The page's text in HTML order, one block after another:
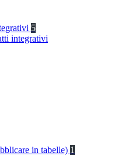
5
integrativi
in tabelle) 1